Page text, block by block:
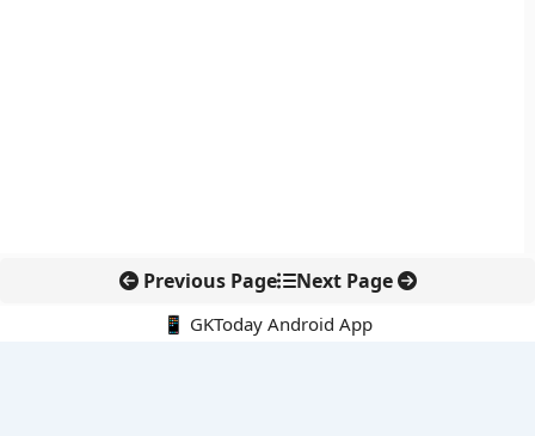
Previous Page Next Page
📱 GKToday Android App